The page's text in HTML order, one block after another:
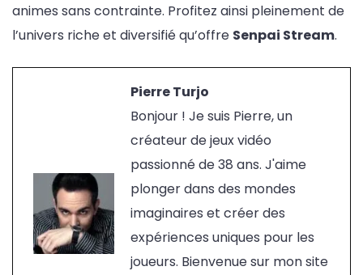
animes sans contrainte. Profitez ainsi pleinement de
l’univers riche et diversifié qu’offre Senpai Stream.
Pierre Turjo
Bonjour ! Je suis Pierre, un
créateur de jeux vidéo
passionné de 38 ans. J'aime
plonger dans des mondes
imaginaires et créer des
expériences uniques pour les
joueurs. Bienvenue sur mon site